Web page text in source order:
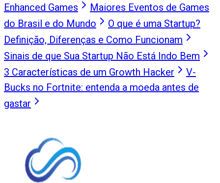
Enhanced Games
Maiores Eventos de Games
do Brasil e do Mundo
O que é uma Startup?
Definição, Diferenças e Como Funcionam
Sinais de que Sua Startup Não Está Indo Bem
3 Características de um Growth Hacker
V-
Bucks no Fortnite: entenda a moeda antes de
gastar